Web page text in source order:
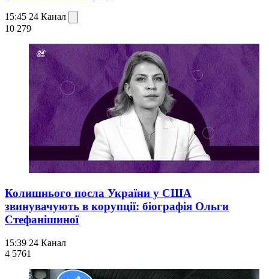
15:45 24 Канал
10 279
Колишнього посла України у США
звинувачують в корупції: біографія Ольги
Стефанішиної
15:39 24 Канал
4 5761